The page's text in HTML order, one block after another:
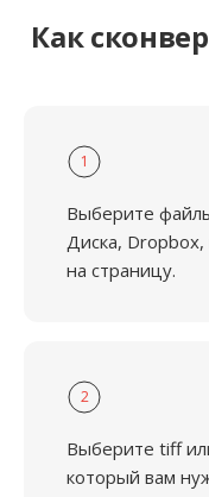
Как
1
Выберите
Диска,
на страницу.
2
Выберите tiff
который вам